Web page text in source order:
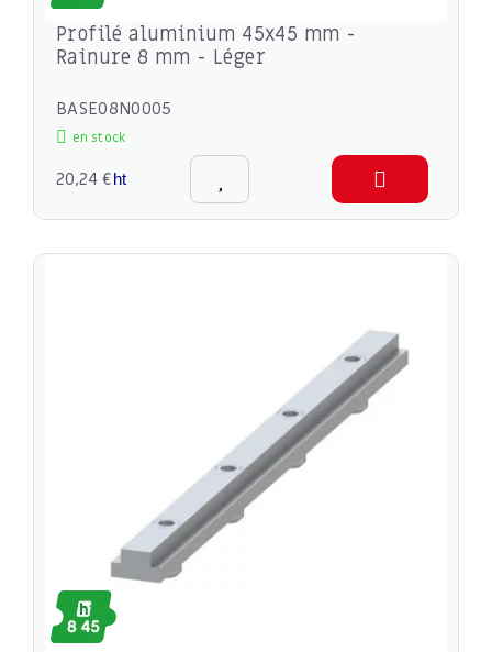
Profilé aluminium 45x45 mm -
Rainure 8 mm - Léger
BASE08N0005
en stock
20,24 €ht